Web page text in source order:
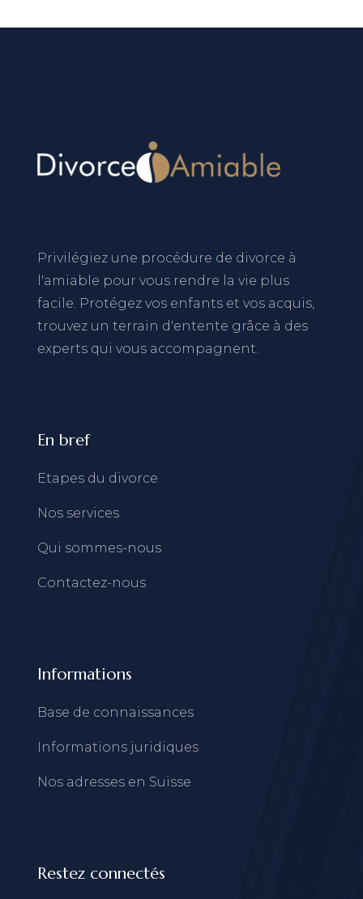
Privilégiez une procédure de divorce à
l'amiable pour vous rendre la vie plus
facile. Protégez vos enfants et vos acquis,
trouvez un terrain d'entente grâce à des
experts qui vous accompagnent.
En bref
Etapes du divorce
Nos services
Qui sommes-nous
Contactez-nous
Informations
Base de connaissances
Informations juridiques
Nos adresses en Suisse
Restez connectés